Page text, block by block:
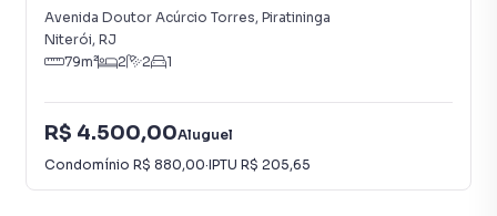
Avenida Doutor Acúrcio Torres, Piratininga
Niterói, RJ
79m² 2 2 1
R$ 4.500,00Aluguel
Condomínio R$ 880,00·IPTU R$ 205,65